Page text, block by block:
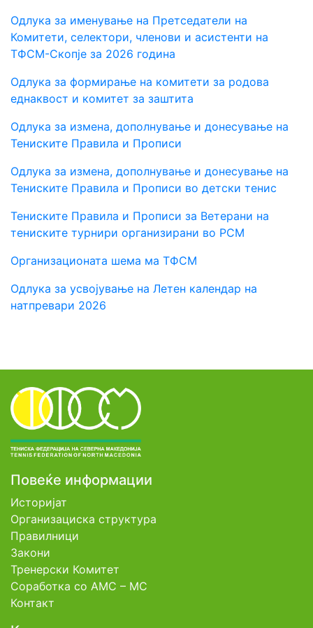
Одлука за именување на Претседатели на
Комитети, селектори, членови и асистенти на
ТФСМ-Скопје за 2026 година
Одлука за формирање на комитети за родова
еднаквост и комитет за заштита
Одлука за измена, дополнување и донесување на
Тениските Правила и Прописи
Одлука за измена, дополнување и донесување на
Тениските Правила и Прописи во детски тенис
Тениските Правила и Прописи за Ветерани на
тениските турнири организирани во РСM
Организационата шема ма ТФСМ
Одлука за усвојување на Летен календар на
натпревари 2026
Повеќе информации
Историјат
Организациска структура
Правилници
Закони
Тренерски Комитет
Соработка со АМС – МС
Контакт